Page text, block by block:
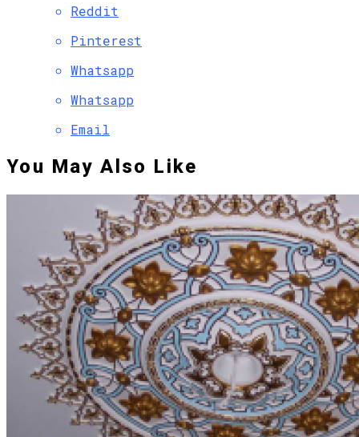
Reddit
Pinterest
Whatsapp
Whatsapp
Email
You May Also Like